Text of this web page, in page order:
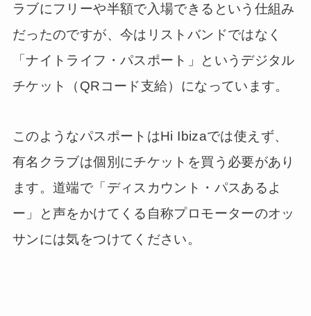
ラブにフリーや半額で入場できるという仕組み
だったのですが、今はリストバンドではなく
「ナイトライフ・パスポート」というデジタル
チケット（QRコード支給）になっています。
このようなパスポートはHi Ibizaでは使えず、
有名クラブは個別にチケットを買う必要があり
ます。道端で「ディスカウント・パスあるよ
ー」と声をかけてくる自称プロモーターのオッ
サンには気をつけてください。